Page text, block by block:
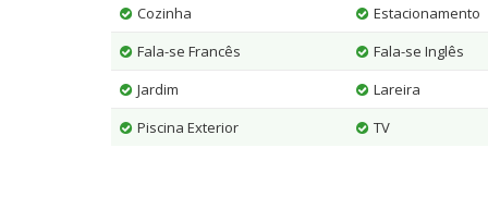
Cozinha
Estacionamento
Fala-se Francês
Fala-se Inglês
Jardim
Lareira
Piscina Exterior
TV